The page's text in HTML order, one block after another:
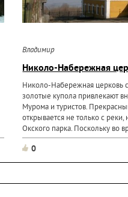
Владимир
Николо-Набережная
Николо-Набережная церковь
золотые купола привлекают
Мурома и туристов.
открывается не только с реки,
Окского парка. Поскольку во
вода доходит почти до стен
называют...
0